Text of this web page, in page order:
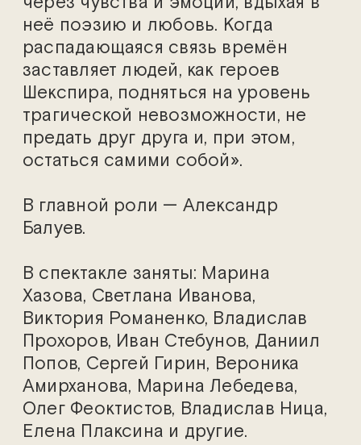
неё поэзию и любовь. Когда
распадающаяся связь времён
заставляет людей, как героев
Шекспира, подняться на уровень
трагической невозможности, не
предать друг друга и, при этом,
остаться самими собой».
В главной роли — Александр
Балуев.
В спектакле заняты: Марина
Хазова, Светлана Иванова,
Виктория Романенко, Владислав
Прохоров, Иван Стебунов, Даниил
Попов, Сергей Гирин, Вероника
Амирханова, Марина Лебедева,
Олег Феоктистов, Владислав Ница,
Елена Плаксина и другие.